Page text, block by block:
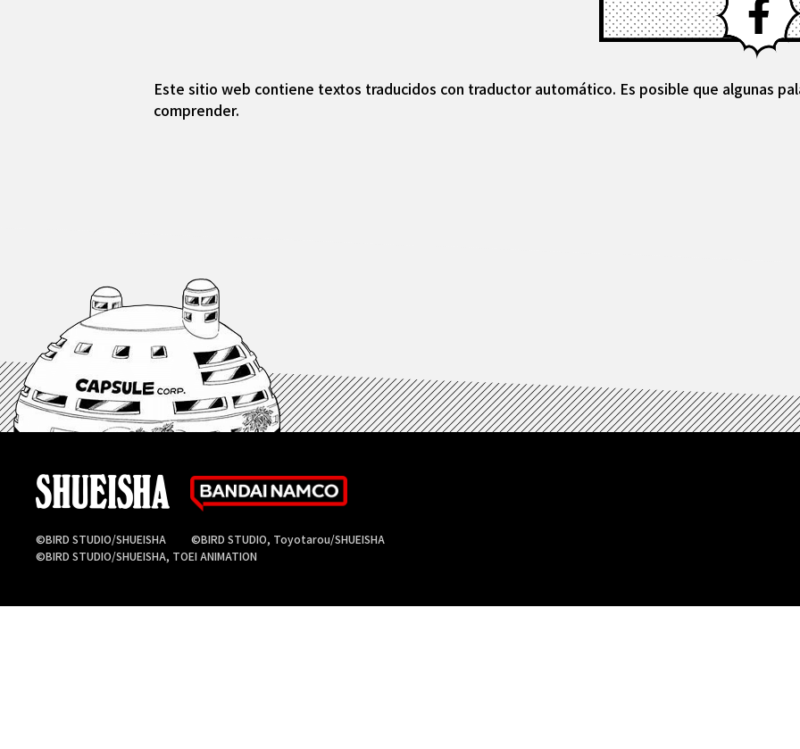
Este sitio web contiene textos traducidos con traductor automático. Es posible que algunas
comprender.
©BIRD STUDIO/SHUEISHA
©BIRD STUDIO, Toyotarou/SHUEISHA
©BIRD STUDIO/SHUEISHA, TOEI ANIMATION